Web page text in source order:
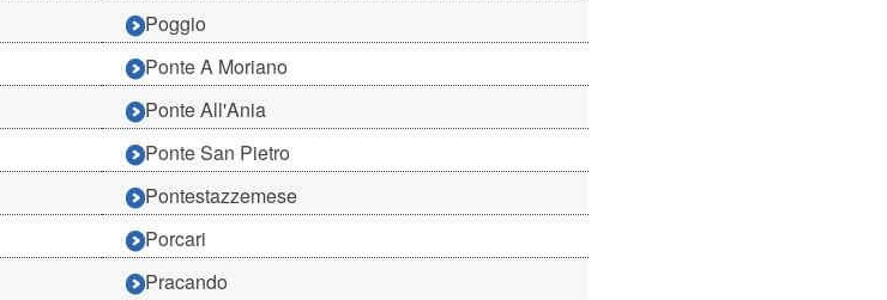
Poggio
Ponte A Moriano
Ponte All'Ania
Ponte San Pietro
Pontestazzemese
Porcari
Pracando